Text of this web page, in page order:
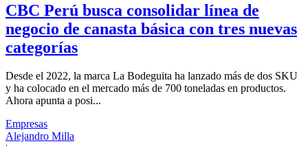
CBC Perú busca consolidar línea de
negocio de canasta básica con tres nuevas
categorías
Desde el 2022, la marca La Bodeguita ha lanzado más de dos SKU
y ha colocado en el mercado más de 700 toneladas en productos.
Ahora apunta a posi...
Empresas
Alejandro Milla